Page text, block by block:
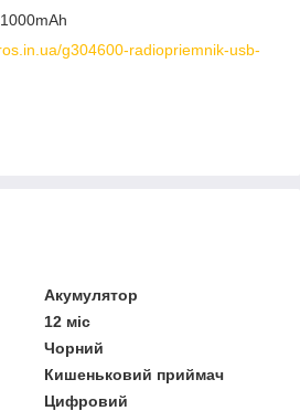
1000mAh
g304600-radiopriemnik-usb-
Акумулятор
12 міс
Чорний
Кишеньковий приймач
Цифровий